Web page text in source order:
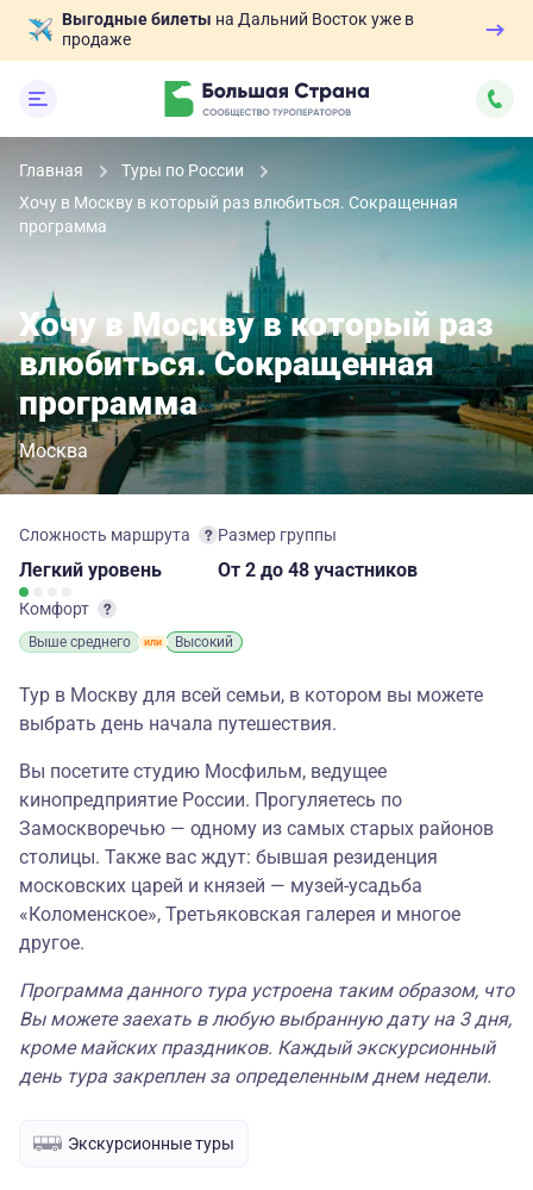
Выгодные билеты на Дальний Восток уже в
продаже
Главная
Туры по России
Хочу в Москву в который раз влюбиться. Сокращенная
программа
Хочу в Москву в который раз
влюбиться. Сокращенная
программа
Москва
Сложность маршрута
Легкий уровень
Комфорт
Выше среднего Высокий
Размер группы
От 2 до 48 участников
Тур в Москву для всей семьи, в котором вы можете
выбрать день начала путешествия.
Вы посетите студию Мосфильм, ведущее
кинопредприятие России. Прогуляетесь по
Замоскворечью — одному из самых старых районов
столицы. Также вас ждут: бывшая резиденция
московских царей и князей — музей-усадьба
«Коломенское», Третьяковская галерея и многое
другое.
Программа данного тура устроена таким образом, что
Вы можете заехать в любую выбранную дату на 3 дня,
кроме майских праздников. Каждый экскурсионный
день тура закреплен за определенным днем недели.
Экскурсионные туры